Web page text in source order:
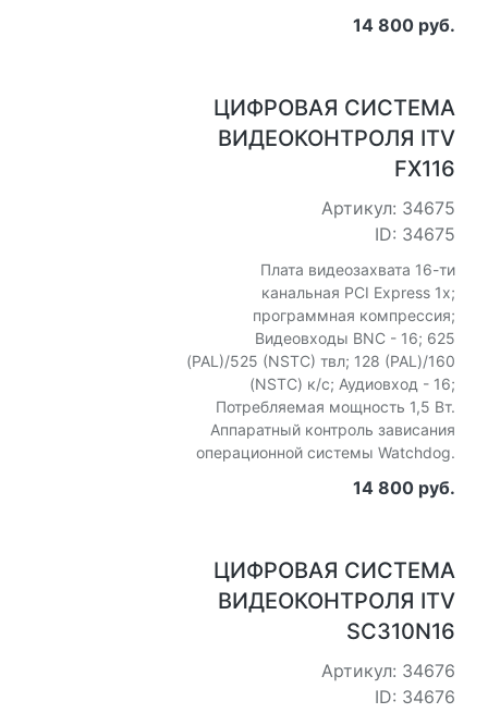
14 800 руб.
ЦИФРОВАЯ СИСТЕМА
ВИДЕОКОНТРОЛЯ ITV
FX116
Артикул: 34675
ID: 34675
Плата видеозахвата 16-ти
канальная PCI Express 1x;
программная компрессия;
Видеовходы BNC - 16; 625
(PAL)/525 (NSTC) твл; 128 (PAL)/160
(NSTC) к/с; Аудиовход - 16;
Потребляемая мощность 1,5 Вт.
Аппаратный контроль зависания
операционной системы Watchdog.
14 800 руб.
ЦИФРОВАЯ СИСТЕМА
ВИДЕОКОНТРОЛЯ ITV
SC310N16
Артикул: 34676
ID: 34676